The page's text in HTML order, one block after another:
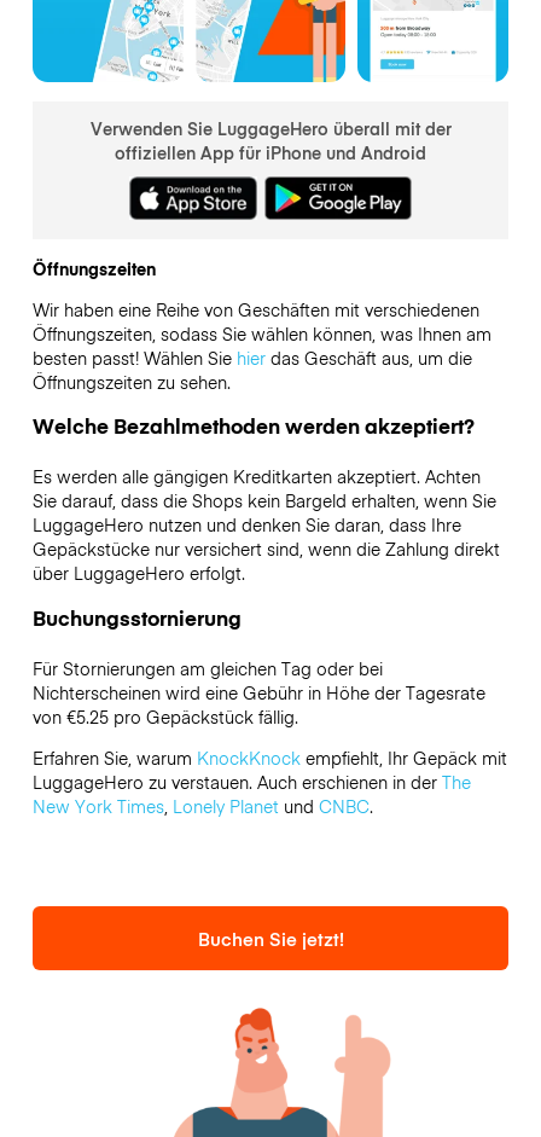
Verwenden Sie LuggageHero überall mit der
offiziellen App für iPhone und Android
Öffnungszeiten
Wir haben eine Reihe von Geschäften mit verschiedenen
Öffnungszeiten, sodass Sie wählen können, was Ihnen am
besten passt! Wählen Sie hierdas Geschäft aus, um die
Öffnungszeiten zu sehen.
Welche Bezahlmethoden werden akzeptiert?
Es werden alle gängigen Kreditkarten akzeptiert. Achten
Sie darauf, dass die Shops kein Bargeld erhalten, wenn Sie
LuggageHero nutzen und denken Sie daran, dass Ihre
Gepäckstücke nur versichert sind, wenn die Zahlung direkt
über LuggageHero erfolgt.
Buchungsstornierung
Für Stornierungen am gleichen Tag oder bei
Nichterscheinen wird eine Gebühr in Höhe der Tagesrate
von €5.25 pro Gepäckstück fällig.
Erfahren Sie, warum KnockKnockempfiehlt, Ihr Gepäck mit
LuggageHero zu verstauen. Auch erschienen in der The
New York Times, Lonely Planetund CNBC.
Buchen Sie jetzt!